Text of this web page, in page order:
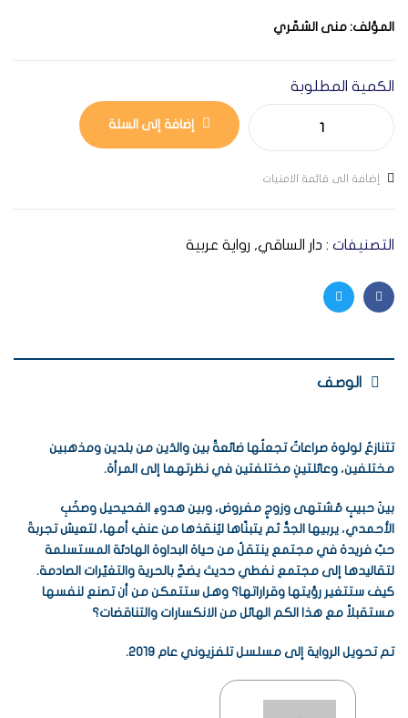
المؤلف: منى الشمّري
الكمية المطلوبة
إضافة إلى السلة
إضافة الى قائمة الامنيات
التصنيفات : دار الساقي, رواية عربية
Facebook
Twitter
الوصف
تتنازعُ لولوة صراعاتٌ تجعلُها ضائعةً بين والدَين من بلدين ومذهبين
مختلفين، وعائلتينِ مختلفتين في نظرتهما إلى المرأة.
بينَ حبيبٍ مُشتهى وزوجٍ مفروض، وبين هدوءِ الفحيحيل وصخَبِ
الأحمدي، يربيها الجدُّ ثم يتبنّاها ليُنقذها من عنفِ أمها، لتعيش تجربةَ
حبّ فريدة في مجتمع ينتقلُ من حياة البداوة الهادئة المستسلمة
لتقاليدها إلى مجتمع نفطي حديث يضجّ بالحرية والتغيّرات الصادمة.
كيف ستتغير رؤيتها وقراراتها؟ وهل ستتمكن من أن تصنع لنفسها
مستقبلاً مع هذا الكم الهائل من الانكسارات والتناقضات؟
تم تحويل الرواية إلى مسلسل تلفزيوني عام 2019.